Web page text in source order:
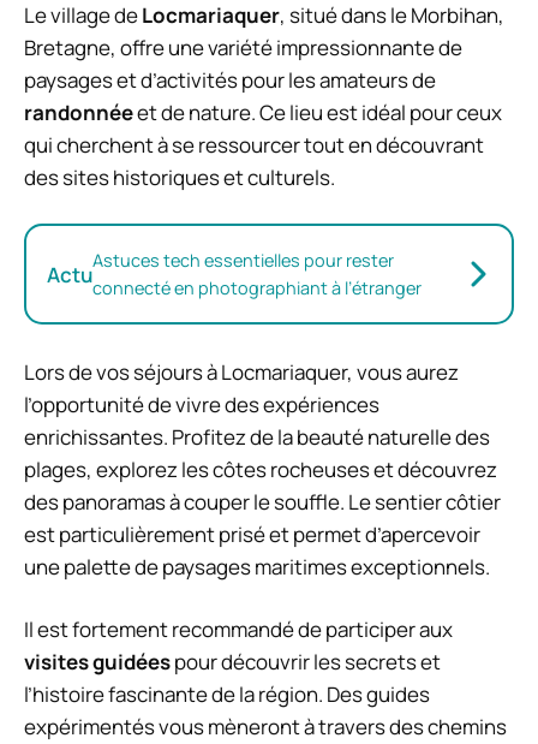
Le village deLocmariaquer, situé dans le Morbihan,
Bretagne, offre une variété impressionnante de
paysages et d’activités pour les amateurs de
randonnéeet de nature. Ce lieu est idéal pour ceux
qui cherchent à se ressourcer tout en découvrant
des sites historiques et culturels.
ActuAstuces tech essentielles pour rester
connecté en photographiant à l’étranger
Lors de vos séjours à Locmariaquer, vous aurez
l’opportunité de vivre des expériences
enrichissantes. Profitez de la beauté naturelle des
plages, explorez les côtes rocheuses et découvrez
des panoramas à couper le souffle. Le sentier côtier
est particulièrement prisé et permet d’apercevoir
une palette de paysages maritimes exceptionnels.
Il est fortement recommandé de participer aux
visites guidéespour découvrir les secrets et
l’histoire fascinante de la région. Des guides
expérimentés vous mèneront à travers des chemins